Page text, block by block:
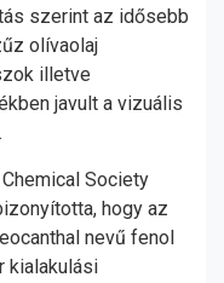
szerint az idősebb
olívaolaj
illetve
javult a vizuális
Society
hogy az
nevű fenol
kialakulási